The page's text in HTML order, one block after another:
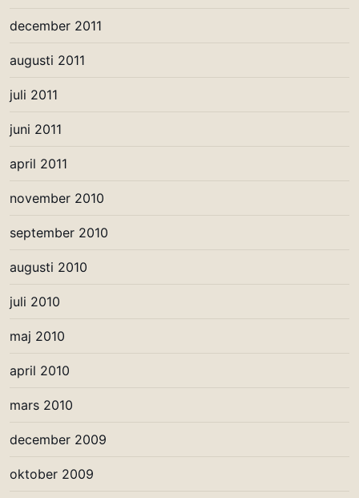
december 2011
augusti 2011
juli 2011
juni 2011
april 2011
november 2010
september 2010
augusti 2010
juli 2010
maj 2010
april 2010
mars 2010
december 2009
oktober 2009